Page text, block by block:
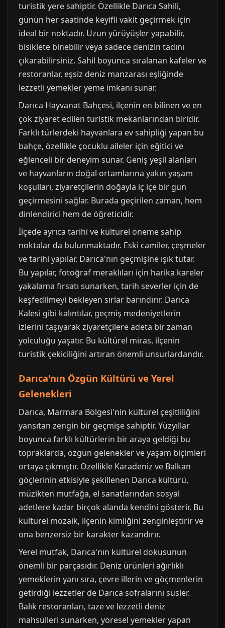
turistik yere sahiptir. Özellikle Darıca Sahili,
günün her saatinde keyifli vakit geçirmek için
ideal bir noktadır. Uzun yürüyüşler yapabilir,
bisiklete binebilir veya sadece denizin tadını
çıkarabilirsiniz. Sahil boyunca sıralanan kafeler ve
restoranlar, eşsiz deniz manzarası eşliğinde
lezzetli yemekler yeme imkanı sunar.
Darıca Hayvanat Bahçesi, ilçenin en bilinen ve en
çok ziyaret edilen turistik mekanlarından biridir.
Farklı türlerdeki hayvanlara ev sahipliği yapan bu
bahçe, özellikle çocuklu aileler için eğitici ve
eğlenceli bir deneyim sunar. Geniş yeşil alanları
ve hayvanların doğal ortamlarına yakın yaşam
koşulları, ziyaretçilerin doğayla iç içe bir gün
geçirmesini sağlar. Burada geçirilen zaman, hem
dinlendirici hem de öğreticidir.
İlçede ayrıca tarihi ve kültürel öneme sahip
noktalar da bulunmaktadır. Eski camiler, çeşmeler
ve tarihi yapılar, Darıca'nın geçmişine ışık tutar.
Bu yapılar, fotoğraf meraklıları için harika kareler
yakalama fırsatı sunarken, tarih severler için de
keşfedilmeyi bekleyen sırlar barındırır. Darıca
Kalesi gibi kalıntılar, geçmiş medeniyetlerin
izlerini taşıyarak ziyaretçilere adeta bir zaman
yolculuğu yaşatır. Bu kültürel miras, ilçenin
turistik çekiciliğini artıran önemli unsurlardandır.
Darıca'nın Özgün Kültürü ve Yerel
Gelenekleri
Darıca, Marmara Bölgesi'nin kültürel çeşitliliğini
yansıtan zengin bir geçmişe sahiptir. Yüzyıllar
boyunca farklı kültürlerin bir araya geldiği bu
topraklarda, özgün gelenekler ve yaşam biçimleri
ortaya çıkmıştır. Özellikle Karadeniz ve Balkan
göçlerinin etkisiyle şekillenen Darıca kültürü,
müzikten mutfağa, el sanatlarından sosyal
adetlere kadar birçok alanda kendini gösterir. Bu
kültürel mozaik, ilçenin kimliğini zenginleştirir ve
ona benzersiz bir karakter kazandırır.
Yerel mutfak, Darıca'nın kültürel dokusunun
önemli bir parçasıdır. Deniz ürünleri ağırlıklı
yemeklerin yanı sıra, çevre illerin ve göçmenlerin
getirdiği lezzetler de Darıca sofralarını süsler.
Balık restoranları, taze ve lezzetli deniz
mahsulleri sunarken, yöresel yemekler yapan